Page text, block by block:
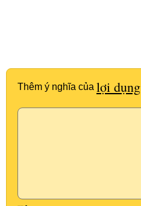
Thêm ý nghĩa của lợi dụng